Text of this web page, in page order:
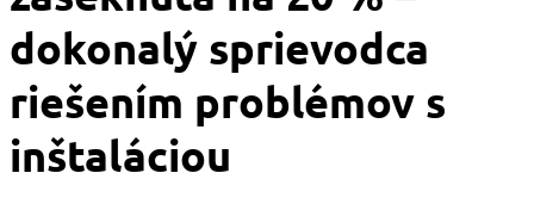
dokonalý sprievodca
riešením problémov s
inštaláciou